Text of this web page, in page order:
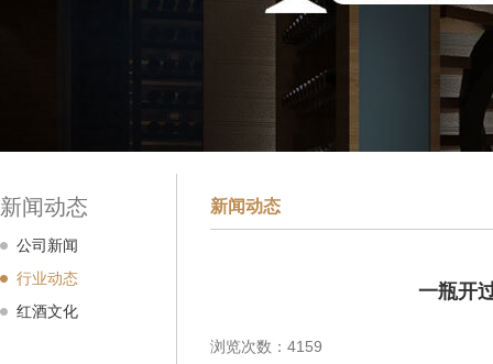
新闻动态
公司新闻
行业动态
红酒文化
新闻动态
一瓶开
浏览次数：4159